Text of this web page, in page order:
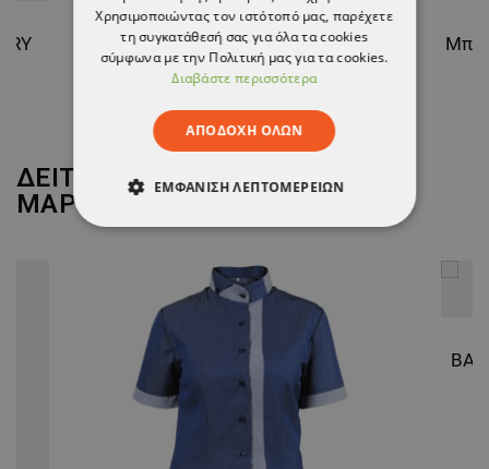
13,32 €
ΔΕΙΤΕ ΠΕΡΙΣΣΟΤΕΡΑ ΑΠΟ ΤΗ
ΜΑΡΚΑ
BEUNIQUE
Χρησιμοποιώντας τον ιστότοπό μας, παρέχετε
τη συγκατάθεσή σας για όλα τα cookies
σύμφωνα με την Πολιτική μας για τα cookies.
Διαβάστε περισσότερα
ΑΠΟΔΟΧΉ ΌΛΩΝ
ΕΜΦΆΝΙΣΗ ΛΕΠΤΟΜΕΡΕΙΏΝ
ΑΠΟΛΎΤΩΣ ΑΠΑΡΑΊΤΗΤΑ
ΑΠΌΔΟΣΗΣ
ΛΕΙΤΟΥΡΓΙΚΌΤΗΤΑΣ
ΜΗ ΤΑΞΙΝΟΜΗΜΈΝΑ